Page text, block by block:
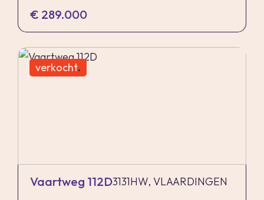
€ 289.000
verkocht.
Vaartweg 112D3131HW, VLAARDINGEN